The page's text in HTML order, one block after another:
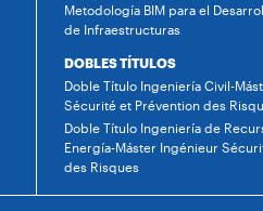
Metodología BIM para el
de Infraestructuras
DOBLES TÍTULOS
Doble Título Ingeniería Civil-
Sécurité et Prévention des
Doble Título Ingeniería de
Energía-Máster Ingénieur
des Risques